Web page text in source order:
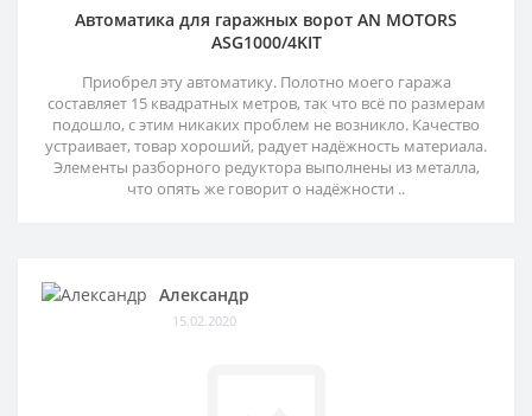
Автоматика для гаражных ворот AN MOTORS
ASG1000/4KIT
Приобрел эту автоматику. Полотно моего гаража
составляет 15 квадратных метров, так что всё по размерам
подошло, с этим никаких проблем не возникло. Качество
устраивает, товар хороший, радует надёжность материала.
Элементы разборного редуктора выполнены из металла,
что опять же говорит о надёжности ..
Александр
15.02.2020